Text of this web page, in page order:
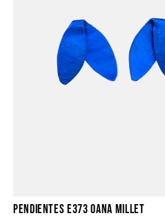
PENDIENTES E373 OANA MILLET